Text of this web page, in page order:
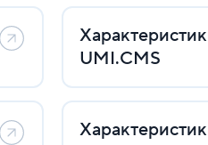
UMI.CMS